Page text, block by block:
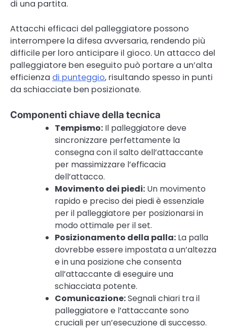
di una partita.
Attacchi efficaci del palleggiatore possono
interrompere la difesa avversaria, rendendo più
difficile per loro anticipare il gioco. Un attacco del
palleggiatore ben eseguito può portare a un’alta
efficienza di punteggio, risultando spesso in punti
da schiacciate ben posizionate.
Componenti chiave della tecnica
Tempismo: Il palleggiatore deve
sincronizzare perfettamente la
consegna con il salto dell’attaccante
per massimizzare l’efficacia
dell’attacco.
Movimento dei piedi: Un movimento
rapido e preciso dei piedi è essenziale
per il palleggiatore per posizionarsi in
modo ottimale per il set.
Posizionamento della palla: La palla
dovrebbe essere impostata a un’altezza
e in una posizione che consenta
all’attaccante di eseguire una
schiacciata potente.
Comunicazione:Segnali chiari tra il
palleggiatore e l’attaccante sono
cruciali per un’esecuzione di successo.